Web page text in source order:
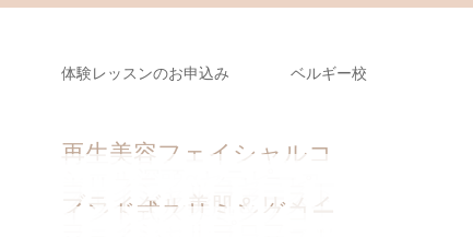
体験レッスンのお申込み ベルギー校
再生美容フェイシャルコ
M.BUCCAL FAT コース
腸動セラピーコース
温香ヘッドスパコース
ース
フェイシャルファースト
フェイシャルファースト
ブライダル美肌＆リメイ
インド式スリミングコー